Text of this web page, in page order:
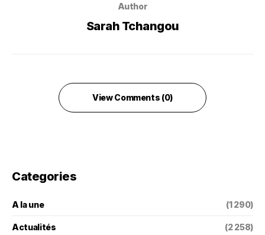
Author
Sarah Tchangou
View Comments (0)
Categories
A la une (1 290)
Actualités (2 258)